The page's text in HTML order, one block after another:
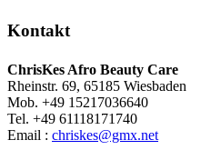
Kontakt
ChrisKes Afro Beauty Care
Rheinstr. 69, 65185 Wiesbaden
Mob. +49 15217036640
Tel. +49 61118171740
Email : chriskes@gmx.net